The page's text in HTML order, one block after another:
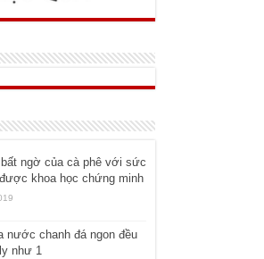
ngờ của cà phê với sức
khoa học chứng minh
nước chanh đá ngon đều
như 1